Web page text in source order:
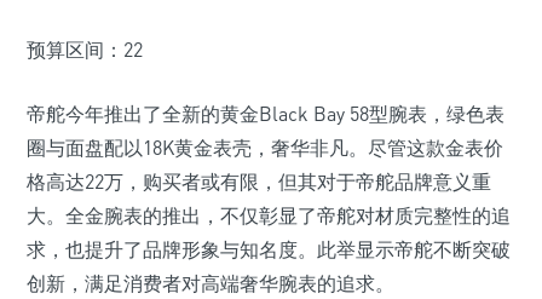
预算区间：22
帝舵今年推出了全新的黄金Black Bay 58型腕表，绿色表
圈与面盘配以18K黄金表壳，奢华非凡。尽管这款金表价
格高达22万，购买者或有限，但其对于帝舵品牌意义重
大。全金腕表的推出，不仅彰显了帝舵对材质完整性的追
求，也提升了品牌形象与知名度。此举显示帝舵不断突破
创新，满足消费者对高端奢华腕表的追求。